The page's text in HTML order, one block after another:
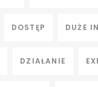
DOSTĘP DUŻE
DZIAŁANIE